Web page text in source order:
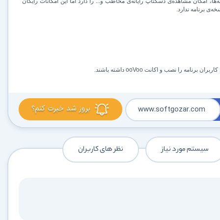
برنامه ندارد.
ooVoo داشته باشند.
بروز شد خبرت کنم؟ www.softgozar.com
سیستم مورد نیاز نظر های کاربران